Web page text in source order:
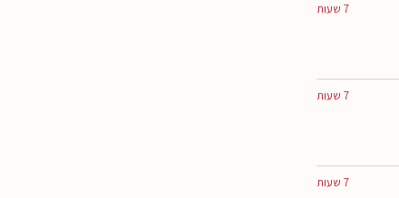
7 שעות
7 שעות
7 שעות